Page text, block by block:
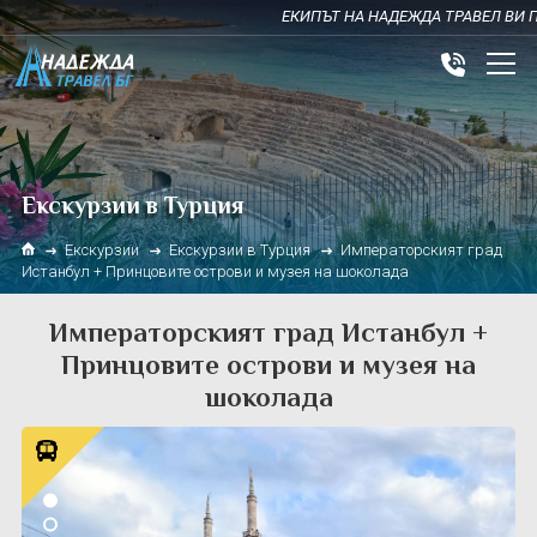
ЕКИПЪТ НА НАДЕЖДА ТРАВЕЛ ВИ
МОРСКИ ЕКСКУРЗИИ
ПОЧИВКИ
Почивки в Гърция
Почивки в България
Почивки в Турция
Почивки в Египет
Почивки в Тунис
Почивки в Италия
Почивки Тенерифе
ПРЕДСТОЯЩИ УИКЕНД ОФЕРТИ
ЕКСКУРЗИИ
Екскурзии в Италия
Екскурзии във Франция
Екскурзии в Турция
Екскурзии в Сърбия
Екскурзия в Хърватия
ПРАЗНИЦИ
Нова година
Майски празници
Септемврийски празници
ЕКЗОТИКА
Почивка в Малдиви
КРУИЗИ
ПРОМО ОФЕРТИ
ГРАФИК
Екскурзии в Турция
Екскурзии Екскурзии в Турция
Императорският град
Истанбул + Принцовите острови и музея на шоколада
Императорският град Истанбул +
Принцовите острови и музея на
шоколада